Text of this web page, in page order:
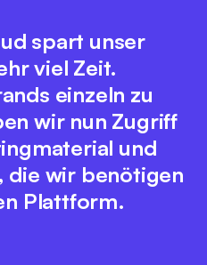
mit
unsere internen
Wir
den einzelnen
was das interne
und die
vereinfacht.
spart unser
viel Zeit.
einzeln zu
wir nun Zugriff
und
die wir benötigen
Plattform.
Optimierung
Dabei bewahrt
Fashion Cloud
und
passt zu den